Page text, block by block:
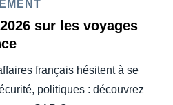
sur les voyages
français hésitent à se
politiques : découvrez